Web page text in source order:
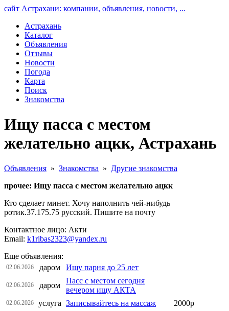
сайт Астрахани: компании, объявления, новости, ...
Астрахань
Каталог
Объявления
Отзывы
Новости
Погода
Карта
Поиск
Знакомства
Ищу пасса с местом
желательно ацкк, Астрахань
Объявления » Знакомства » Другие знакомства
прочее: Ищу пасса с местом желательно ацкк
Кто сделает минет. Хочу наполнить чей-нибудь
ротик.37.175.75 русский. Пишите на почту
Контактное лицо: Акти
Email: k1ribas2323@yandex.ru
Еще объявления:
02.06.2026 даром Ищу парня до 25 лет
02.06.2026 даром
Пасс с местом сегодня
вечером ищу АКТА
02.06.2026 услуга Записывайтесь на массаж 2000р